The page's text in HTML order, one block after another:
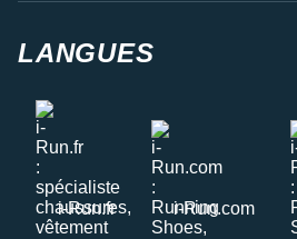
LANGUES
i-Run.fr i-Run.com